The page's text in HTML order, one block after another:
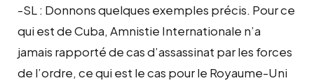
-SL : Donnons quelques exemples précis. Pour ce
qui est de Cuba, Amnistie Internationale n’a
jamais rapporté de cas d’assassinat par les forces
de l’ordre, ce qui est le cas pour le Royaume-Uni